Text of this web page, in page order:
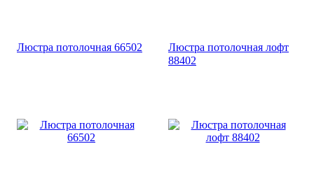
Люстра потолочная 66502
Люстра потолочная лофт
88402